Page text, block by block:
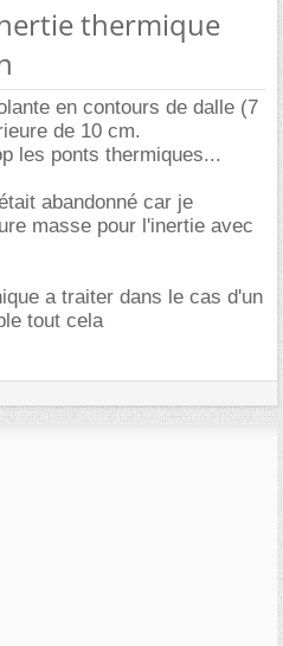
thermique
en contours de dalle (7
de 10 cm.
les ponts thermiques...
abandonné car je
masse pour l'inertie avec
a traiter dans le cas d'un
tout cela